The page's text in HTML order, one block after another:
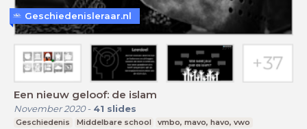
Een nieuw geloof: de islam
November 2020- 41 slides
Geschiedenis Middelbare school
vmbo, mavo, havo, vwo
Geschiedenisleraar.nl